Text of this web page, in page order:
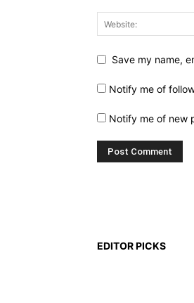
Save my name,
Notify me of
Notify me of new
EDITOR PICKS